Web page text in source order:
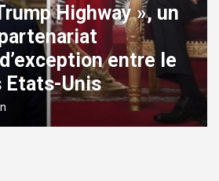
Highway », un
entre le
Etats-Unis